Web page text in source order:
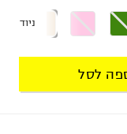
ניוד
לסל